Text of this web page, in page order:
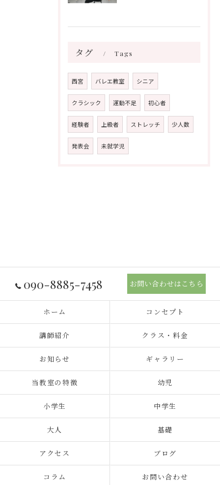
タグ Tags
西宮 バレエ教室 シニア
クラシック 運動不足 初心者
経験者 上級者 ストレッチ 少人数
発表会 未就学児
090-8885-7458 お問い合わせはこちら
ホーム コンセプト
講師紹介 クラス・料金
お知らせ ギャラリー
当教室の特徴 幼児
小学生 中学生
大人 基礎
アクセス ブログ
コラム お問い合わせ